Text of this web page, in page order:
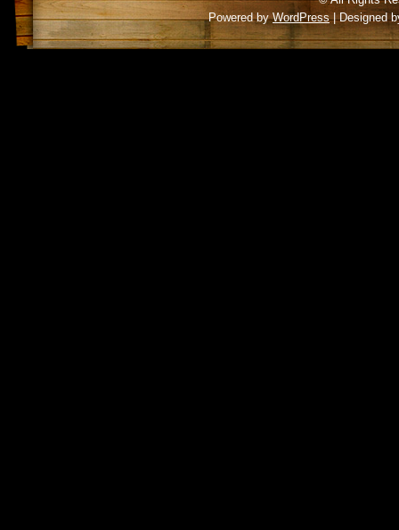
Powered byWordPress| Designed